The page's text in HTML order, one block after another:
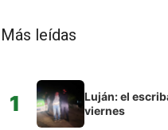
Más leídas
1
Luján: el
viernes